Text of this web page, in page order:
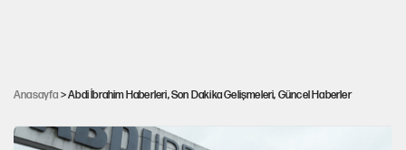
Anasayfa > Abdi İbrahim Haberleri, Son Dakika Gelişmeleri, Güncel Haberler
atama